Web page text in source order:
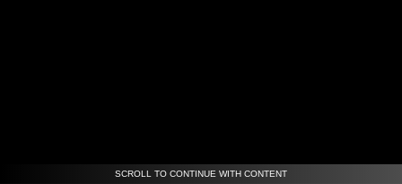
SCROLL TO CONTINUE WITH CONTENT